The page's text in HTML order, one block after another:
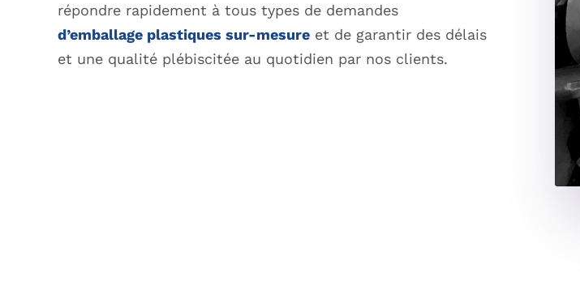
répondre rapidement à tous types de demandes
d’emballage plastiques sur-mesure et de garantir des délais
et une qualité plébiscitée au quotidien par nos clients.